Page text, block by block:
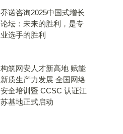
乔诺咨询2025中国式增长
论坛：未来的胜利，是专
业选手的胜利
构筑网安人才新高地 赋能
新质生产力发展 全国网络
安全培训暨 CCSC 认证江
苏基地正式启动